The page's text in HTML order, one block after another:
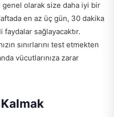
olarak size daha iyi bir
en az üç gün, 30 dakika
sağlayacaktır.
sınırlarını test etmekten
vücutlarınıza zarar